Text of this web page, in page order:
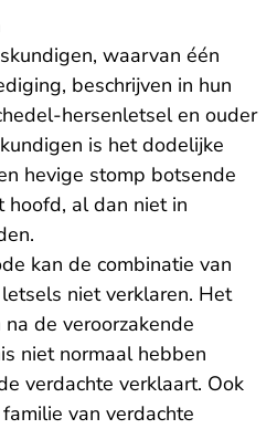
waarvan één
beschrijven in hun
hersenletsel en ouder
is het dodelijke
hevige stomp botsende
hoofd, al dan niet in
kan de combinatie van
niet verklaren. Het
de veroorzakende
niet normaal hebben
verdachte verklaart. Ook
van verdachte